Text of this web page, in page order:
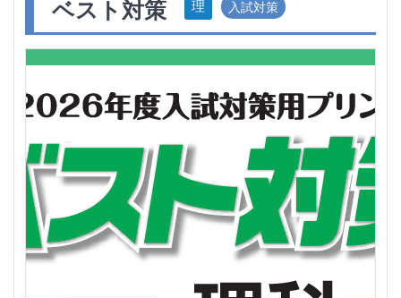
ベスト対策 入試対策